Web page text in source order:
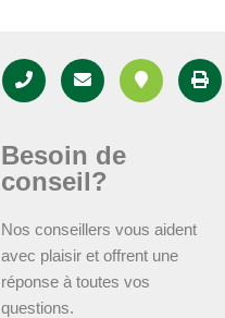
Besoin de
conseil?
Nos conseillers vous aident
avec plaisir et offrent une
réponse à toutes vos
questions.